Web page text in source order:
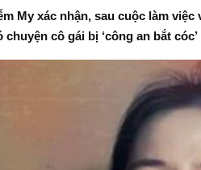
My xác nhận, sau cuộc làm
chuyện cô gái bị ‘công an bắt